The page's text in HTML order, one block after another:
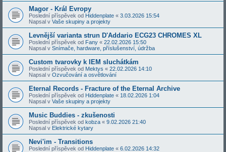
Magor - Král Evropy
Poslední příspěvek od Hiddenplate « 3.03.2026 15:54
Napsal v Vaše skupiny a projekty
Levnější varianta strun D'Addario ECG23 CHROMES XL
Poslední příspěvek od Fany « 22.02.2026 15:50
Napsal v Snímače, hardware, příslušenství, údržba
Custom tvarovky k IEM sluchátkám
Poslední příspěvek od Mektys « 22.02.2026 14:10
Napsal v Ozvučování a osvětlování
Eternal Records - Fracture of the Eternal Archive
Poslední příspěvek od Hiddenplate « 18.02.2026 1:04
Napsal v Vaše skupiny a projekty
Music Buddies - zkušenosti
Poslední příspěvek od kobza « 9.02.2026 21:40
Napsal v Elektrické kytary
Nevi'im - Transitions
Poslední příspěvek od Hiddenplate « 6.02.2026 14:32